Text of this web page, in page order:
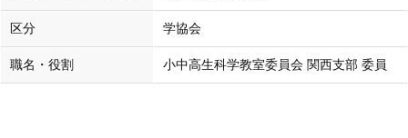
区分 学協会
職名・役割 小中高生科学教室委員会 関西支部 委員